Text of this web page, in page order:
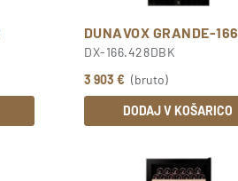
DUNAVOX GRANDE-166
DX-166.428DBK
3 903 € (bruto)
DODAJ V KOŠARICO